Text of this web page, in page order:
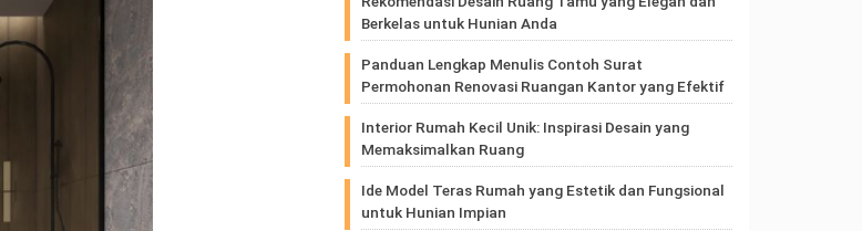
Berkelas untuk Hunian Anda
Panduan Lengkap Menulis Contoh Surat
Permohonan Renovasi Ruangan Kantor yang Efektif
Interior Rumah Kecil Unik: Inspirasi Desain yang
Memaksimalkan Ruang
Ide Model Teras Rumah yang Estetik dan Fungsional
untuk Hunian Impian